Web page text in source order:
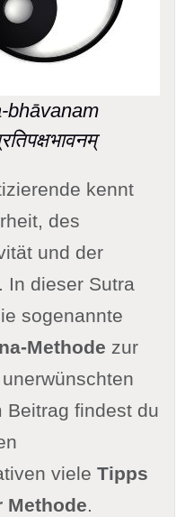
bhāvanam
kennt
des
und der
In dieser Sutra
sogenannte
Methode zur
Beitrag findest du
viele Tipps
Methode.